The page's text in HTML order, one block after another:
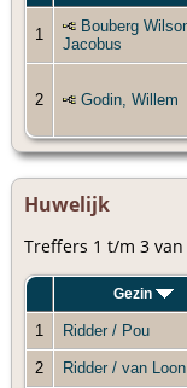
1
Bouberg
Jacobus
2 Godin, Willem
Huwelijk
Treffers 1 t/m 3 van
Gezin
1 Ridder / Pou
2 Ridder / van Loon